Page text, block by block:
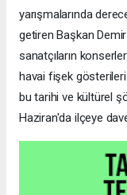
yarışmalarında
getiren Başkan
sanatçıların
havai fişek
bu tarihi ve kültürel
Haziran'da ilçeye